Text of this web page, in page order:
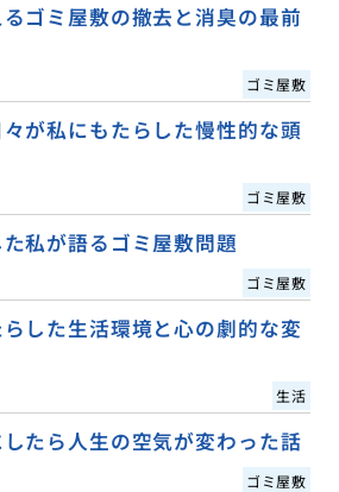
ゴミ屋敷の撤去と消臭の最前
ゴミ屋敷
が私にもたらした慢性的な頭
ゴミ屋敷
私が語るゴミ屋敷問題
ゴミ屋敷
した生活環境と心の劇的な変
生活
たら人生の空気が変わった話
ゴミ屋敷